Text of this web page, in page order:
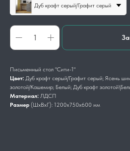
Дуб крафт серый/Графит серый
Письменный стол "Сити-1"
Цвет: Дуб крафт серый/Графит серый; Ясень
золотой/Кашемир; Белый; Дуб крафт
Материал: ЛДСП
Размер (ШхВхГ): 1200x750x600 мм